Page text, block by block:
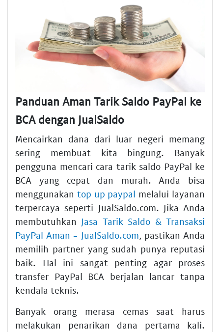
Panduan Aman Tarik Saldo PayPal ke
BCA dengan JualSaldo
Mencairkan dana dari luar negeri memang
sering membuat kita bingung. Banyak
pengguna mencari cara tarik saldo PayPal ke
BCA yang cepat dan murah. Anda bisa
menggunakan top up paypal melalui layanan
terpercaya seperti JualSaldo.com. Jika Anda
membutuhkan Jasa Tarik Saldo & Transaksi
PayPal Aman - JualSaldo.com, pastikan Anda
memilih partner yang sudah punya reputasi
baik. Hal ini sangat penting agar proses
transfer PayPal BCA berjalan lancar tanpa
kendala teknis.
Banyak orang merasa cemas saat harus
melakukan penarikan dana pertama kali.